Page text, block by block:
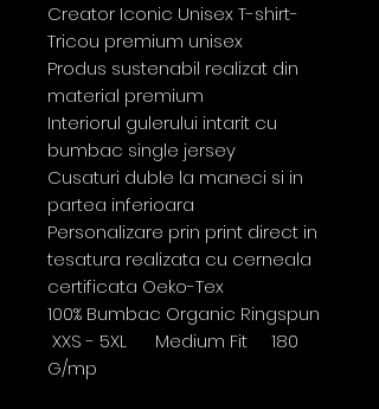
Creator Iconic Unisex T-shirt-
Tricou premium unisex
Produs sustenabil realizat din
material premium
Interiorul gulerului intarit cu
bumbac single jersey
Cusaturi duble la maneci si in
partea inferioara
Personalizare prin print direct in
tesatura realizata cu cerneala
certificata Oeko-Tex
100% Bumbac Organic Ringspun
XXS - 5XL Medium Fit 180
G/mp